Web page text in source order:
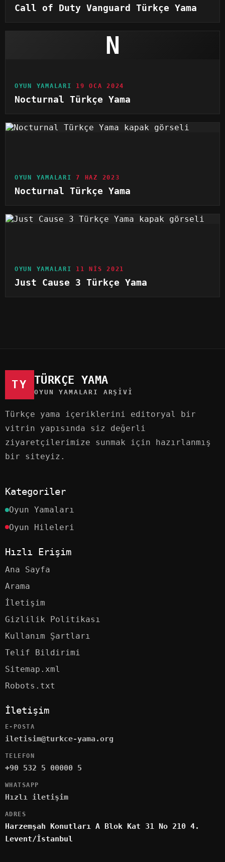
Call of Duty Vanguard Türkçe Yama
N
OYUN YAMALARI 19 OCA 2024
Nocturnal Türkçe Yama
OYUN YAMALARI 7 HAZ 2023
Nocturnal Türkçe Yama
OYUN YAMALARI 11 NIS 2021
Just Cause 3 Türkçe Yama
TY TÜRKÇE YAMA
OYUN YAMALARI ARŞIVI
Türkçe yama içeriklerini editoryal bir
vitrin yapısında siz değerli
ziyaretçilerimize sunmak için hazırlanmış
bir siteyiz.
Kategoriler
Oyun Yamaları
Oyun Hileleri
Hızlı Erişim
Ana Sayfa
Arama
İletişim
Gizlilik Politikası
Kullanım Şartları
Telif Bildirimi
Sitemap.xml
Robots.txt
İletişim
E-POSTA
iletisim@turkce-yama.org
TELEFON
+90 532 5 00000 5
WHATSAPP
Hızlı iletişim
ADRES
Harzemşah Konutları A Blok Kat 31 No 210 4.
Levent/İstanbul